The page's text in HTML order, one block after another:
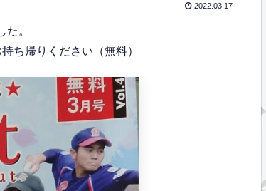
2022.03.17
。
ち帰りください（無料）